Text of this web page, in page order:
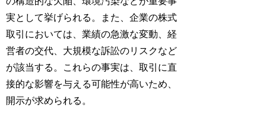
実として挙げられる。また、企業の株式
取引においては、業績の急激な変動、経
営者の交代、大規模な訴訟のリスクなど
が該当する。これらの事実は、取引に直
接的な影響を与える可能性が高いため、
開示が求められる。